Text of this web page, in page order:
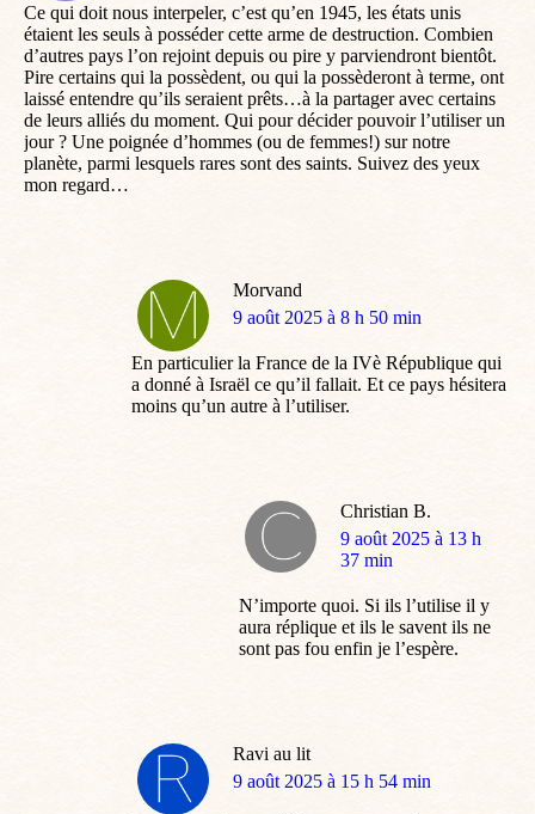
Ce qui doit nous interpeler, c’est qu’en 1945, les états unis
étaient les seuls à posséder cette arme de destruction. Combien
d’autres pays l’on rejoint depuis ou pire y parviendront bientôt.
Pire certains qui la possèdent, ou qui la possèderont à terme, ont
laissé entendre qu’ils seraient prêts…à la partager avec certains
de leurs alliés du moment. Qui pour décider pouvoir l’utiliser un
jour ? Une poignée d’hommes (ou de femmes!) sur notre
planète, parmi lesquels rares sont des saints. Suivez des yeux
mon regard…
Morvand
dit
9 août 2025 à 8 h 50 min
En particulier la France de la IVè République qui
a donné à Israël ce qu’il fallait. Et ce pays hésitera
moins qu’un autre à l’utiliser.
Christian B.
dit
:
9 août 2025 à 13 h
37 min
N’importe quoi. Si ils l’utilise il y
aura réplique et ils le savent ils ne
sont pas fou enfin je l’espère.
Ravi au lit
dit
9 août 2025 à 15 h 54 min